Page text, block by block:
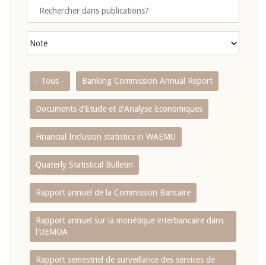
- Tous - Banking Commission Annual Report
Documents d’Etude et d’Analyse Economiques
Financial Inclusion statistics in WAEMU
Quaterly Statistical Bulletin
Rapport annuel de la Commission Bancaire
Rapport annuel sur la monétique interbancaire dans
l'UEMOA
Rapport semestriel de surveillance des services de